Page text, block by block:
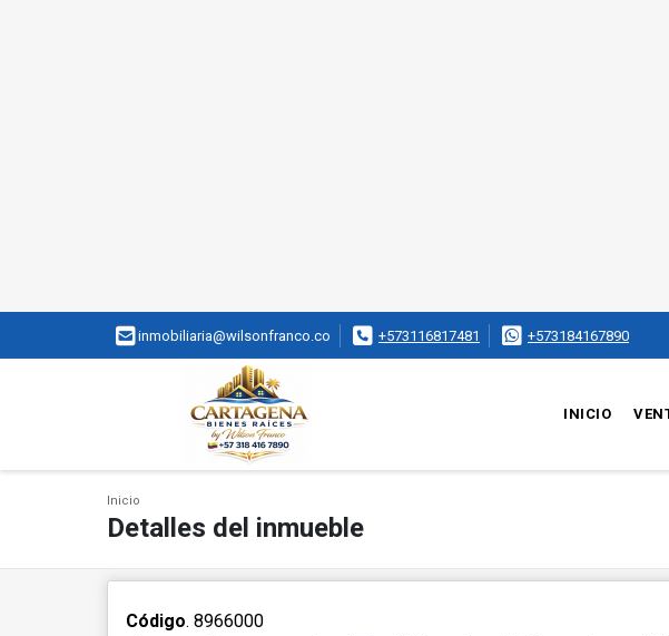
inmobiliaria@wilsonfranco.co +573116817481 +573184167890
INICIO
Inicio
Detalles del inmueble
Código. 8966000